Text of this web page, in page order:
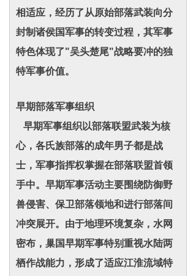
相适应，经历了从原始部落武装向分
封制诸侯国军事的转变过程，其军事
特色体现了"吴头楚尾"战略要冲的独
特军事价值。
早期部落军事组织
早期军事组织以部落联盟武装为核
心，各氏族部落的成年男子都是战
士，军事指挥权掌握在部落联盟首领
手中。早期军事活动主要围绕防御野
兽侵害、保卫部落领地和进行部落间
冲突展开。由于地理环境复杂，水网
密布，巢国早期军事特别重视水陆两
栖作战能力，形成了适应江淮流域特